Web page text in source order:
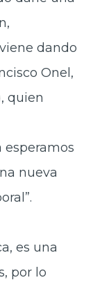
dando
Onel,
quien
nueva
es una
por lo